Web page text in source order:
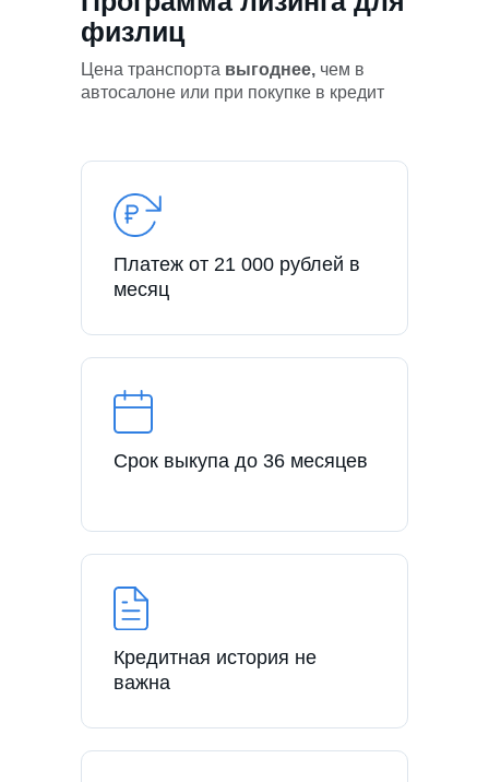
физлиц
Цена транспорта выгоднее, чем в
автосалоне или при покупке в кредит
Платеж от 21 000 рублей в
месяц
Срок выкупа до 36 месяцев
Кредитная история не
важна